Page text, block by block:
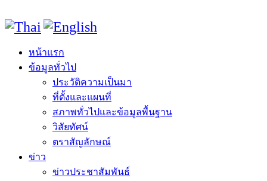
หน้าแรก
ข้อมูลทั่วไป
ประวัติความเป็นมา
ที่ตั้งและแผนที่
สภาพทั่วไปและข้อมูลพื้นฐาน
วิสัยทัศน์
ตราสัญลักษณ์
ข่าว
ข่าวประชาสัมพันธ์